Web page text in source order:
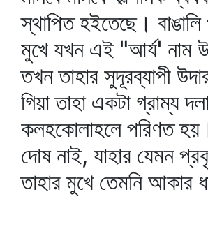
স্থাপিত হইতেছে।
মুখে যখন এই "আর্য' নাম
তখন তাহার সুদূরব্যাপী
গিয়া তাহা একটা গ্রাম্য
কলহকোলাহলে পরিণত
দোষ নাই, যাহার যেমন
তাহার মুখে তেমনি আকার